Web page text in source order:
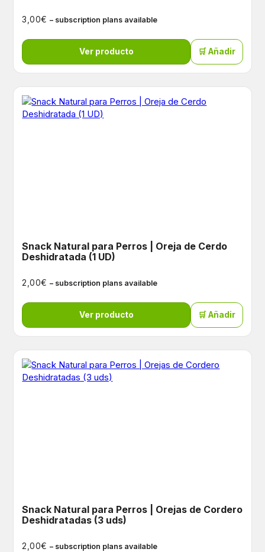
3,00€ – subscription plans available
Ver producto 🛒 Añadir
Snack Natural para Perros | Oreja de Cerdo
Deshidratada (1 UD)
2,00€ – subscription plans available
Ver producto 🛒 Añadir
Snack Natural para Perros | Orejas de Cordero
Deshidratadas (3 uds)
2,00€ – subscription plans available